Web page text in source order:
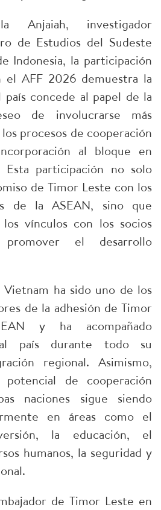
Anjaiah, investigador
de Estudios del Sudeste
Indonesia, la participación
el AFF 2026 demuestra la
concede al papel de la
de involucrarse más
procesos de cooperación
al bloque en
participación no solo
de Timor Leste con los
de la ASEAN, sino que
vínculos con los socios
promover el desarrollo
Vietnam ha sido uno de los
de la adhesión de Timor
y ha acompañado
al país durante todo su
regional. Asimismo,
de cooperación
naciones sigue siendo
en áreas como el
la educación, el
humanos, la seguridad y
de Timor Leste en